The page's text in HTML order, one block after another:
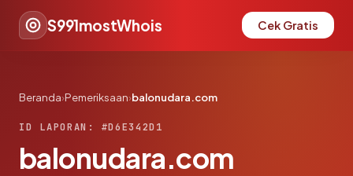
S991mostWhois Cek Gratis
Beranda›Pemeriksaan›balonudara.com
ID LAPORAN: #D6E342D1
balonudara.com